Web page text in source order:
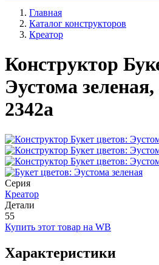
Главная
Каталог конструкторов
Креатор
Конструктор
Эустома
2342a
Серия
Креатор
Детали
55
Купить этот товар на WB
Характеристики